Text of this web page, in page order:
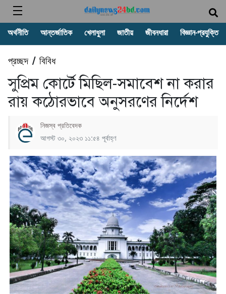
অর্থনীতি আন্তর্জাতিক খেলাধুলা জাতীয় জীবনধারা বিজ্ঞান-প্রযুক্তি
প্রচ্ছদ/ বিবিধ
সুপ্রিম কোর্টে মিছিল-সমাবেশ না করার
রায় কঠোরভাবে অনুসরণের নির্দেশ
নিজস্ব প্রতিবেদক
আগস্ট ৩০, ২০২৩ ১১:৫৪ পূর্বাহ্ণ